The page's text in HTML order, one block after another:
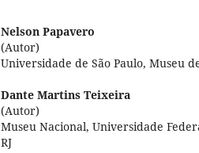
Nelson Papavero
(Autor)
Universidade de São Paulo, Museu
Dante Martins Teixeira
(Autor)
Museu Nacional, Universidade
RJ